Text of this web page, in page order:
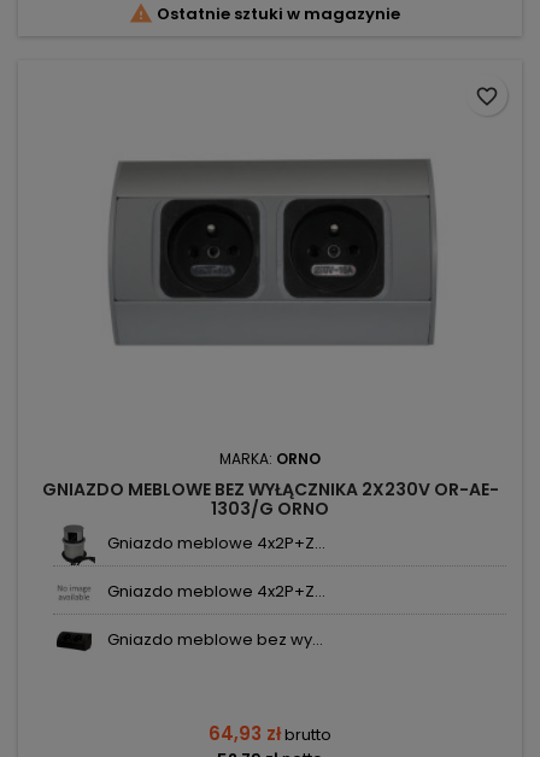
 Ostatnie sztuki w magazynie
MARKA: ORNO
GNIAZDO MEBLOWE BEZ WYŁĄCZNIKA 2X230V OR-AE-
1303/G ORNO
Gniazdo meblowe 4x2P+Z...
Gniazdo meblowe 4x2P+Z...
Gniazdo meblowe bez wy...
64,93 złbrutto
favorite_border